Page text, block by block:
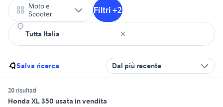
Moto e
Scooter
Filtri +2
Salva ricerca Dal più recente
20 risultati
Honda XL 350 usata in vendita